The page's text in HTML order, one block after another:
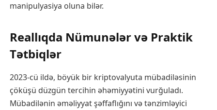
manipulyasiya oluna bilər.
Reallıqda Nümunələr və Praktik
Tətbiqlər
2023-cü ildə, böyük bir kriptovalyuta mübadiləsinin
çöküşü düzgün tercihin əhəmiyyətini vurğuladı.
Mübadilənin əməliyyat şəffaflığını və tənzimləyici